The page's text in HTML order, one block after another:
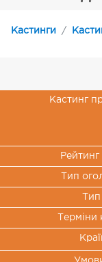
Кастинги
Кастинг
Тип
Терміни